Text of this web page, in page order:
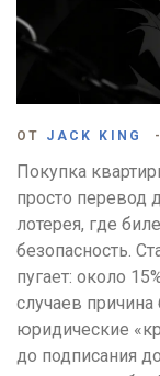
ОТ JACK KING
Покупка
просто перевод
лотерея, где
безопасность.
пугает: около
случаев причина
юридические
до подписания